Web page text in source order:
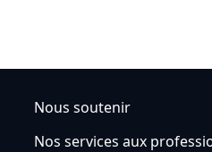
Nous soutenir
Nos services aux